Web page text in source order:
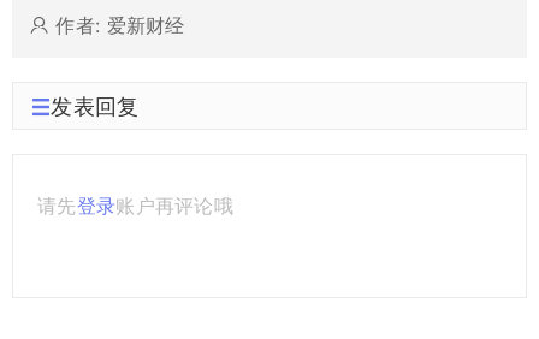
作者: 爱新财经
发表回复
请先登录账户再评论哦